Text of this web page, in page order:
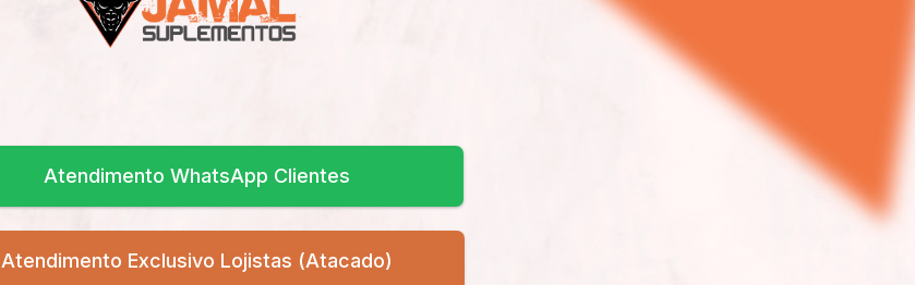
Atendimento WhatsApp Clientes
Atendimento Exclusivo Lojistas (Atacado)